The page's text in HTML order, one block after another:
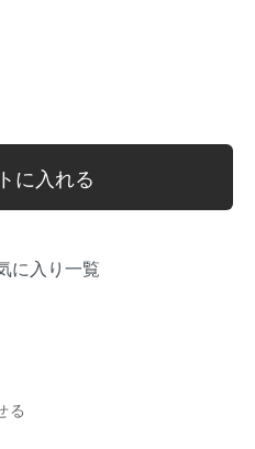
に入れる
に入り一覧
る